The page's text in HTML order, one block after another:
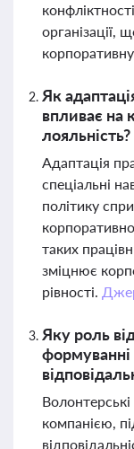
організації,
Як
впливає на
лояльність?
Адаптація
спеціальні
політику
таких
зміцнює
рівності.
Яку роль
формуванні
Волонтерські
компанією,